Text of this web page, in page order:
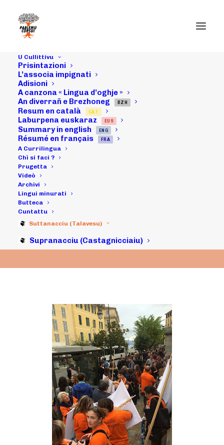
U Cullittivu
Prisintazioni
L’associa impignati
Adisioni
A canzona « Lingua d’oghje »
An diverrañ e Brezhoneg
BZH
Resum en català CAT
Laburpena euskaraz EUS
Summary in english ENG
Résumé en français FRA
A Currilingua
Chì si faci ?
Prugetta
Videò
Archivi
Lingui minurati
Butteca
Cuntattu
Suttanacciu (Talavesu)
Supranacciu (Castagnicciaiu)
U 24 d'uttrovi
2015 : Granìtula
Rivindicativa
16/10/2015